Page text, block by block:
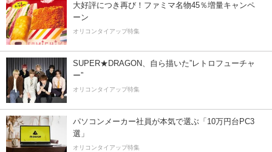
大好評につき再び！ファミマ名物45％増量キャンペ
ーン
オリコンタイアップ特集
SUPER★DRAGON、自ら描いた”レトロフューチャ
ー”
オリコンタイアップ特集
パソコンメーカー社員が本気で選ぶ「10万円台PC3
選」
オリコンタイアップ特集